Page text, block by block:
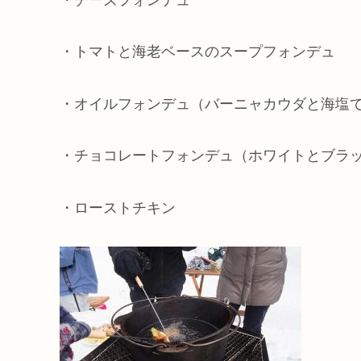
・トマトと海老ベースのスープフォンデュ
・オイルフォンデュ（バーニャカウダと海塩
・チョコレートフォンデュ（ホワイトとブラッ
・ローストチキン